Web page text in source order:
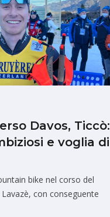
Davos, Ticcò:
e voglia di
bike nel corso del
con conseguente